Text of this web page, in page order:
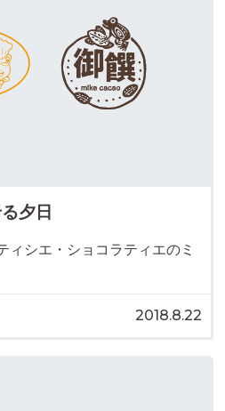
夕日
ィシエ・ショコラティエのミ
2018.8.22